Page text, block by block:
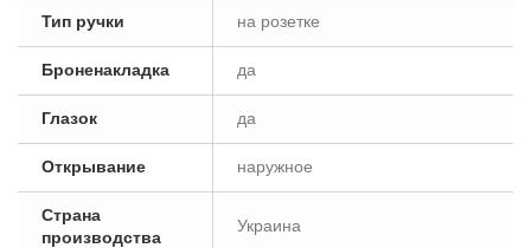
Тип ручки на розетке
Броненакладка да
Глазок да
Открывание наружное
Страна
производства
Украина